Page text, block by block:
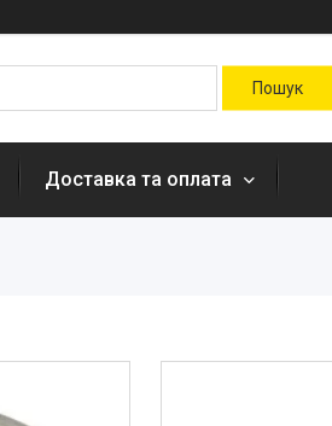
Доставка та оплата